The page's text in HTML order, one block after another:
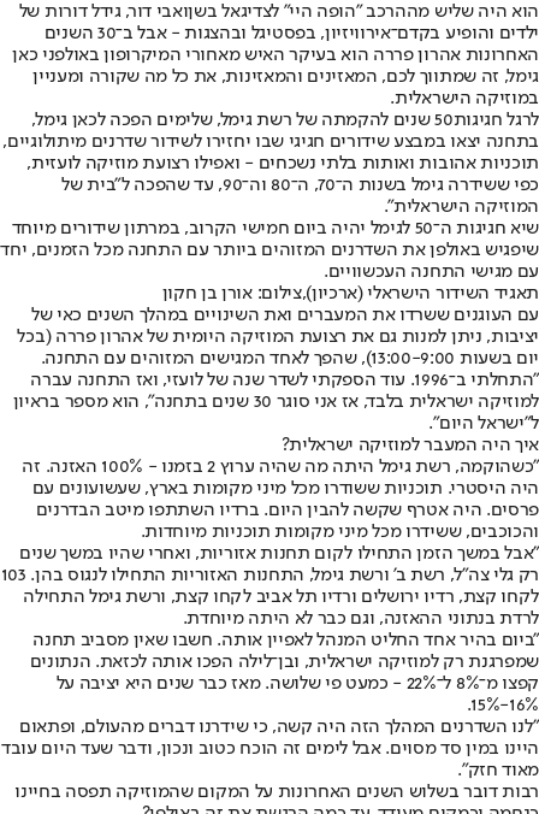
הוא היה שליש מההרכב "הופה היי" לצדיגאל בשןואבי דור, גידל דורות של
ילדים והופיע בקדם־אירוויזיון
, בפסטיגל ובהצגות - אבל ב־30 השנים
האחרונות אהרון פררה הוא בעיקר האיש מאחורי המיקרופון באולפני כאן
גימל, זה שמתווך לכם, המאזינים והמאזינות, את כל מה שקורה ומעניין
במוזיקה הישראלית.
לרגל חגיגות50 שנים להקמתה של רשת גימל, שלימים הפכה לכאן גימל
,
בתחנה יצאו במבצע שידורים חגיגי שבו יחזירו לשידור שדרנים מיתולוגיים,
תוכניות אהובות ואותות בלתי נשכחים - ואפילו רצועת מוזיקה לועזית,
כפי ששידרה גימל בשנות ה־70, ה־80 וה־90, עד שהפכה ל"בית של
המוזיקה הישראלית".
שיא חגיגות ה־50 לגימל יהיה ביום חמישי הקרוב, במרתון שידורים מיוחד
שיפגיש באולפן את השדרנים המזוהים ביותר עם התחנה מכל הזמנים, יחד
עם מגישי התחנה העכשוויים.
תאגיד השידור הישראלי (ארכיון),צילום: אורן בן חקון
עם העוגנים ששרדו את המעברים ואת השינויים במהלך השנים כאי של
יציבות, ניתן למנות גם את רצועת המוזיקה היומית של אהרון פררה (בכל
יום בשעות 13:00-9:00), שהפך לאחד המגישים המזוהים עם התחנה.
"התחלתי ב־1996. עוד הספקתי לשדר שנה של לועזי, ואז התחנה עברה
למוזיקה ישראלית בלבד, אז אני סוגר 30 שנים בתחנה", הוא מספר בראיון
ל"ישראל היום".
איך היה המעבר למוזיקה ישראלית?
"כשהוקמה, רשת גימל היתה מה שהיה ערוץ 2 בזמנו - 100% האזנה. זה
היה היסטרי. תוכניות ששודרו מכל מיני מקומות בארץ, שעשועונים עם
פרסים. היה אטרף שקשה להבין היום. ברדיו השתתפו מיטב הבדרנים
והכוכבים, ששידרו מכל מיני מקומות תוכניות מיוחדות.
"אבל במשך הזמן התחילו לקום תחנות אזוריות, ואחרי שהיו במשך שנים
רק גלי צה"ל, רשת ב' ורשת גימל, התחנות האזוריות התחילו לנגוס בהן. 103
לקחו קצת, רדיו ירושלים ורדיו תל אביב לקחו קצת, ורשת גימל התחילה
לרדת בנתוני ההאזנה, וגם כבר לא היתה מיוחדת.
"ביום בהיר אחד החליט המנהל לאפיין אותה. חשבו שאין מסביב תחנה
שמפרגנת רק למוזיקה ישראלית, ובן־לילה הפכו אותה לכזאת. הנתונים
קפצו מ־8% ל־22% - כמעט פי שלושה. מאז כבר שנים היא יציבה על
16%-15%.
"לנו השדרנים המהלך הזה היה קשה, כי שידרנו דברים מהעולם, ופתאום
היינו במין סד מסוים. אבל לימים זה הוכח כטוב ונכון, ודבר שעד היום עובד
מאוד חזק".
רבות דובר בשלוש השנים האחרונות על המקום שהמוזיקה תפסה בחיינו